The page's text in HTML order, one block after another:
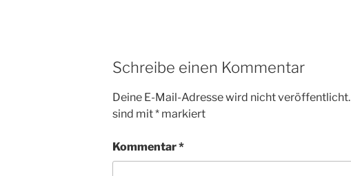
Schreibe einen Kommentar
Deine E-Mail-Adresse wird nicht veröffentlicht.
sind mit*markiert
Kommentar*